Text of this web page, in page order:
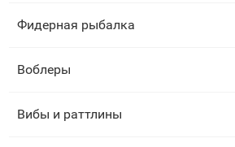
Фидерная рыбалка
Воблеры
Вибы и раттлины